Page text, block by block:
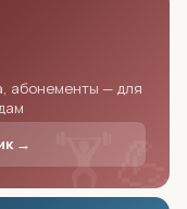
абонементы — для
→
🏋️💪